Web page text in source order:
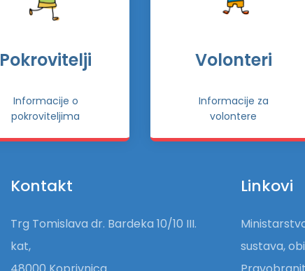
Pokrovitelji
Informacije o
pokroviteljima
Volonteri
Informacije za
volontere
Kontakt
Trg Tomislava dr. Bardeka 10/10 III.
kat,
Linkovi
sustava,